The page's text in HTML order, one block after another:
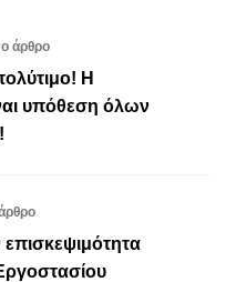
άρθρο
Η
υπόθεση όλων